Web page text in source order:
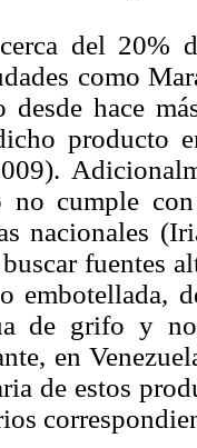
del 20%
como
desde hace
producto
cumple con
nacionales
fuentes
embotellada,
de grifo y no
en
de estos